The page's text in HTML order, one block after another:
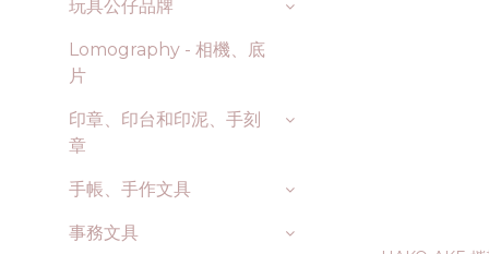
玩具公仔品牌
Lomography - 相機、底
片
印章、印台和印泥、手刻
章
手帳、手作文具
事務文具